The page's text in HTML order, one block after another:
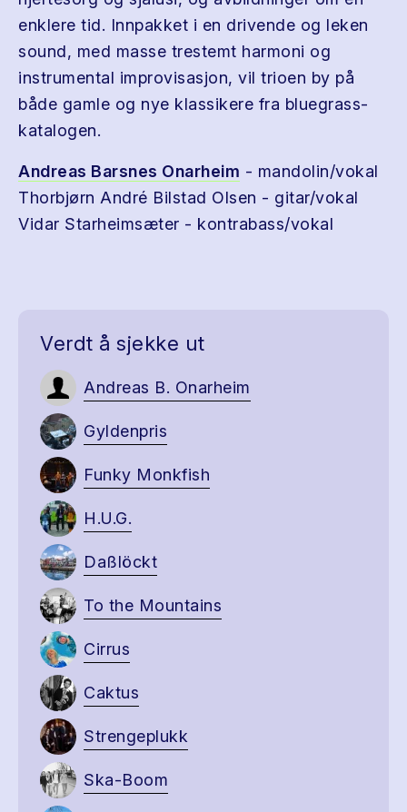
enklere tid. Innpakket i en drivende og leken
sound, med masse trestemt harmoni og
instrumental improvisasjon, vil trioen by på
både gamle og nye klassikere fra bluegrass-
katalogen.
Andreas Barsnes Onarheim - mandolin/vokal
Thorbjørn André Bilstad Olsen - gitar/vokal
Vidar Starheimsæter - kontrabass/vokal
Verdt å sjekke ut
Andreas B. Onarheim
Gyldenpris
Funky Monkfish
H.U.G.
Daßlöckt
To the Mountains
Cirrus
Caktus
Strengeplukk
Ska-Boom